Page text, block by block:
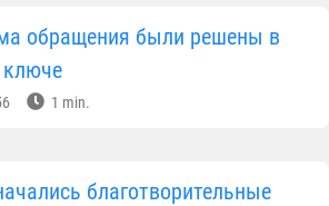
обращения были решены в
ключе
1 min.
благотворительные